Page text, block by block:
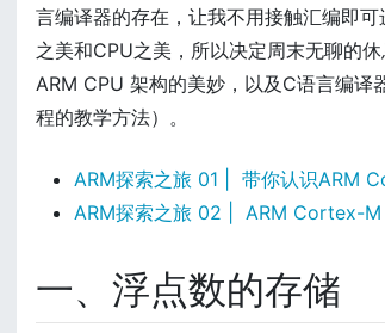
言编译器的存在，让我不用接触汇编即
之美和CPU之美，所以决定周末无聊的
ARM CPU 架构的美妙，以及C语言编译
程的教学方法）。
ARM探索之旅 01 | 带你认识ARM
ARM探索之旅 02 | ARM Cortex-M
一、浮点数的存储